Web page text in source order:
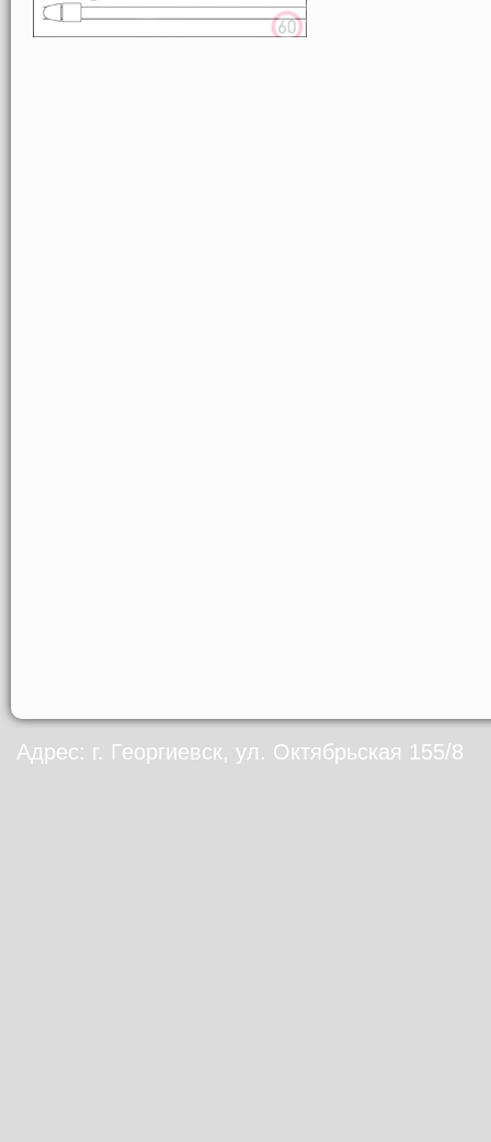
Адрес: г. Георгиевск, ул. Октябрьская 155/8